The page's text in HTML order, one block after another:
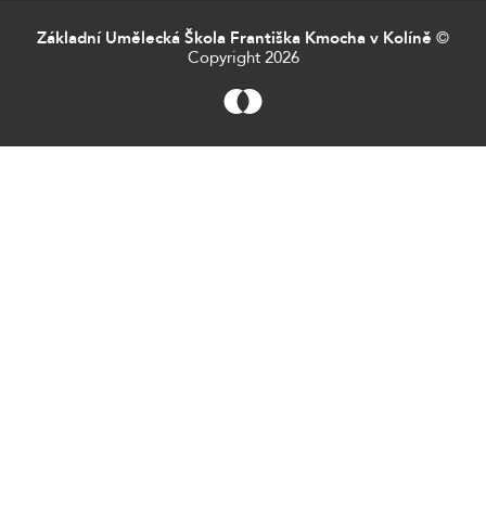
Základní Umělecká Škola Františka Kmocha v Kolíně ©
Copyright 2026